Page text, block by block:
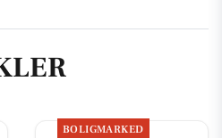
BOLIGMARKED